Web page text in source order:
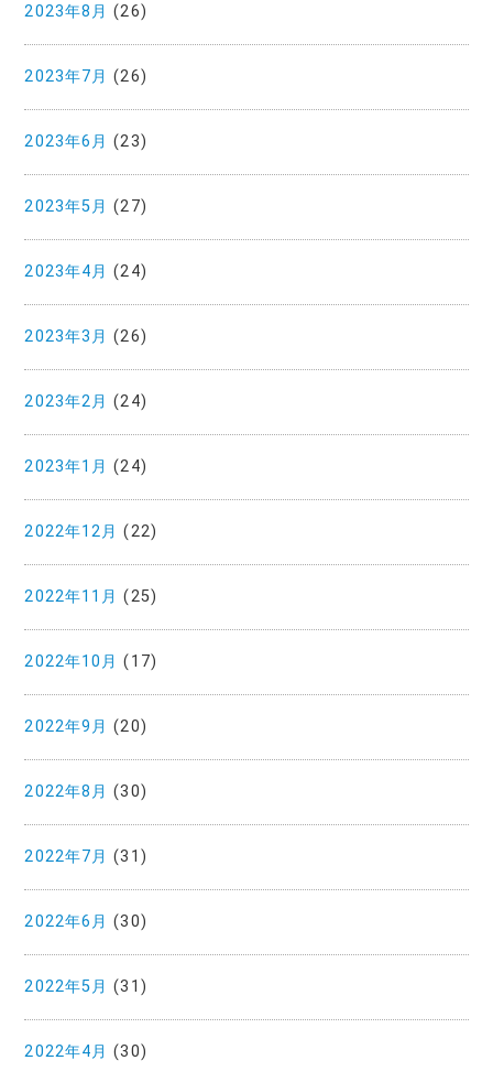
2023年8月 (26)
2023年7月 (26)
2023年6月 (23)
2023年5月 (27)
2023年4月 (24)
2023年3月 (26)
2023年2月 (24)
2023年1月 (24)
2022年12月 (22)
2022年11月 (25)
2022年10月 (17)
2022年9月 (20)
2022年8月 (30)
2022年7月 (31)
2022年6月 (30)
2022年5月 (31)
2022年4月 (30)